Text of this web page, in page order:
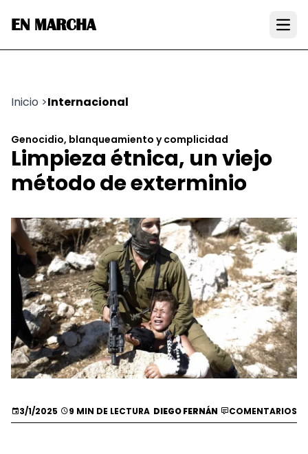
EN MARCHA
Inicio >Internacional
Genocidio, blanqueamiento y complicidad
Limpieza étnica, un viejo
método de exterminio
3/1/2025 9 MIN DE LECTURA DIEGO FERNÁN COMENTARIOS